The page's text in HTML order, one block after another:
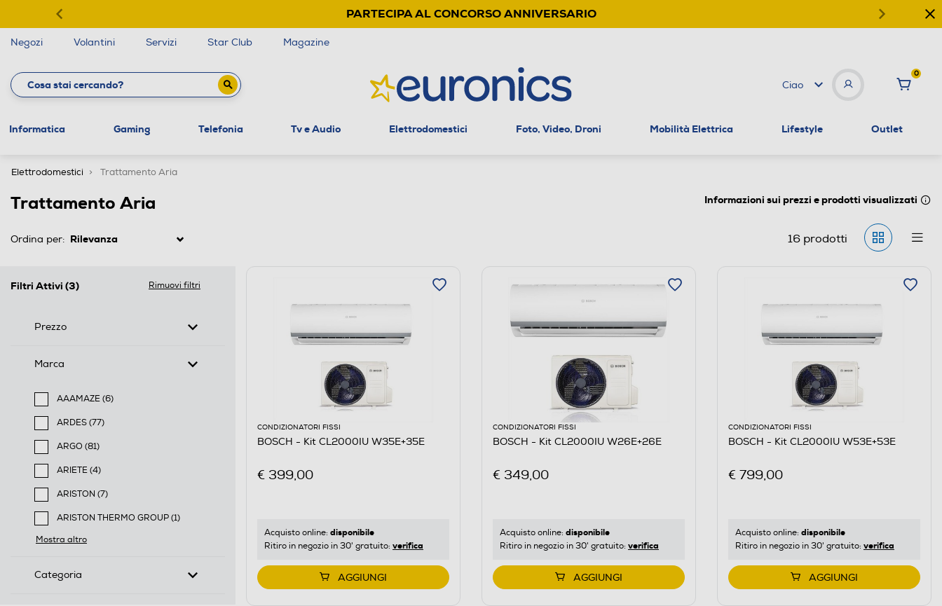
PARTECIPA AL CONCORSO ANNIVERSARIO
Negozi Volantini Servizi Star Club Magazine
Ciao
0
Informatica Gaming Telefonia Tv e Audio Elettrodomestici Foto, Video, Droni Mobilità Elettrica Lifestyle Outlet
Elettrodomestici Trattamento Aria
Trattamento Aria Informazioni sui prezzi e prodotti visualizzati
Ordina per: 16prodotti
Filtri Attivi (3) Rimuovi filtri
Prezzo
Marca
AAAMAZE (6)
Filtra per Marca: AAAMAZE
ARDES (77)
Filtra per Marca: ARDES
ARGO (81)
Filtra per Marca: ARGO
ARIETE (4)
Filtra per Marca: ARIETE
ARISTON (7)
Filtra per Marca: ARISTON
ARISTON THERMO GROUP (1)
Filtra per Marca: ARISTON THERMO GROUP
Mostra altro
Categoria
CONDIZIONATORI FISSI
BOSCH - Kit CL2000IU W35E+35E
€ 399,00
Acquisto online: disponibile
Ritiro in negozio in 30' gratuito: verifica
AGGIUNGI
CONDIZIONATORI FISSI
BOSCH - Kit CL2000IU W26E+26E
€ 349,00
Acquisto online: disponibile
Ritiro in negozio in 30' gratuito: verifica
AGGIUNGI
CONDIZIONATORI FISSI
BOSCH - Kit CL2000IU W53E+53E
€ 799,00
Acquisto online: disponibile
Ritiro in negozio in 30' gratuito: verifica
AGGIUNGI